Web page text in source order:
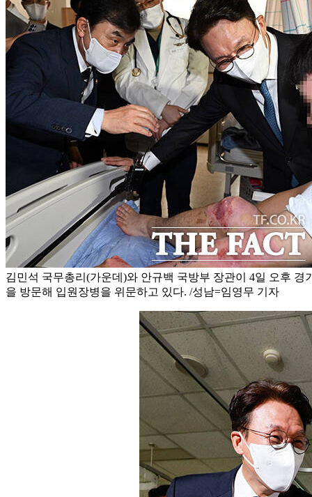
김민석 국무총리(가운데)와 안규백 국방부 장관이 4일 오후 경
을 방문해 입원장병을 위문하고 있다. /성남=임영무 기자